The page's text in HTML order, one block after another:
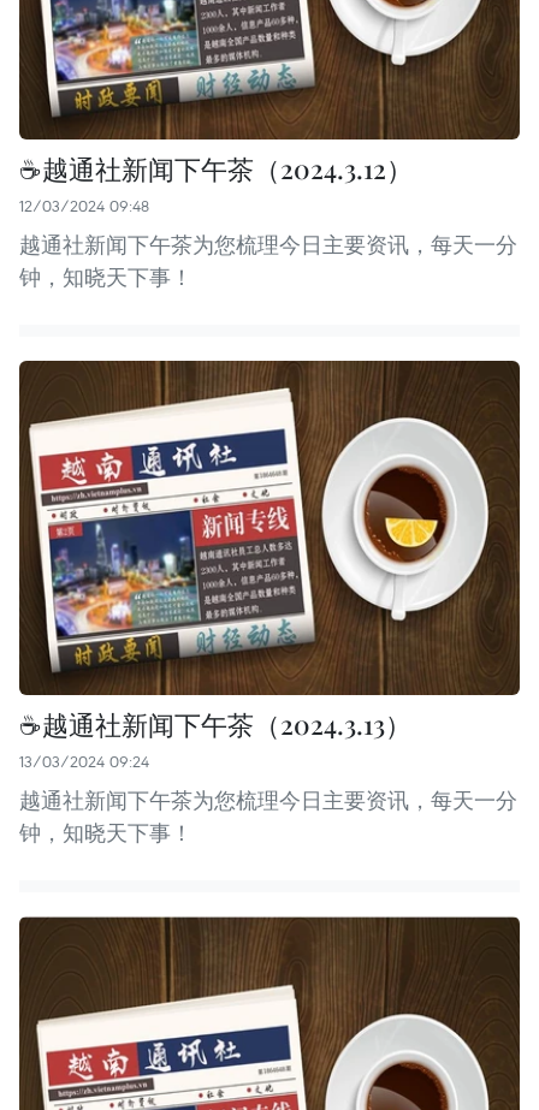
☕️越通社新闻下午茶（2024.3.12）
12/03/2024 09:48
越通社新闻下午茶为您梳理今日主要资讯，每天一分
钟，知晓天下事！
☕️越通社新闻下午茶（2024.3.13）
13/03/2024 09:24
越通社新闻下午茶为您梳理今日主要资讯，每天一分
钟，知晓天下事！